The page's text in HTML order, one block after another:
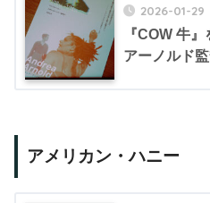
2026-01-29
『COW 牛
アーノルド
アメリカン・ハニー